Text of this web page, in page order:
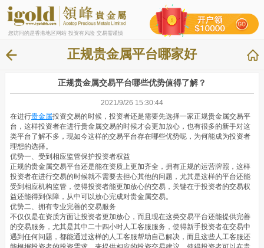
您访问的是香港地区网站 投资有风险 交易需谨慎
正规贵金属平台哪家好
正规贵金属交易平台哪些优势值得了解？
2021/9/26 15:30:44
在进行贵金属投资交易的时候，投资者还是需要先选择一家正规贵金属交易平
台，这样投资者在进行贵金属交易的时候才会更加放心，也有很多的新手对这
类平台了解不多，现如今这样的交易平台存在哪些优势呢，为何能成为投资者
理想的选择。
优势一、受到相应监管保护投资者权益
正规的贵金属交易平台还是能在资质上更加齐全，拥有正规的运营牌照，这样
投资者在进行交易的时候就不需要去担心其他的问题，尤其是这样的平台还能
受到相应机构监管，使得投资者能更加放心的交易，关键在于投资者的交易权
益还能得到保障，从中可以放心完成对贵金属交易。
优势二、拥有专业完善的交易服务
不仅仅是在资质方面让投资者更加放心，而且现在这类交易平台还能提供完善
的交易服务，尤其是其中二十四小时人工客服服务，使得新手投资者在交易中
遇到任何问题，都能通过这样的人工客服帮助自己解决，而且这些人工客服还